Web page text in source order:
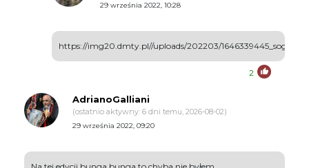
29 września 2022, 10:28
https://img20.dmty.pl//uploads/202203/
2
AdrianoGalliani
(ostatnio aktywny: 6 dni temu, 2026-08-02)
29 września 2022, 09:20